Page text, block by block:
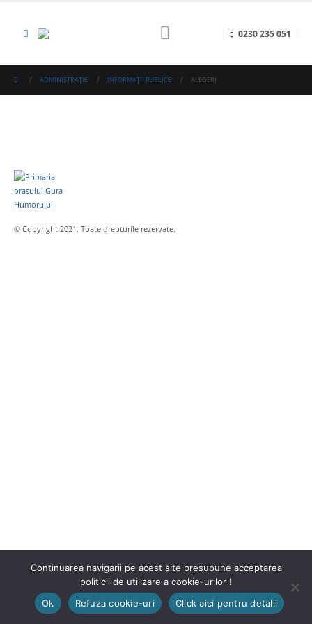
0230 235 051
ADMINISTRAȚIE INFORMAȚII PUBLICE ALEGERI
© Copyright 2021. Toate drepturile rezervate.
Continuarea navigarii pe acest site presupune acceptarea
politicii de utilizare a cookie-urilor !
Ok
Refuza cookie-uri Click aici pentru detalii